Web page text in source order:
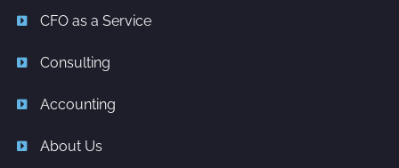
CFO as a Service
Consulting
Accounting
About Us